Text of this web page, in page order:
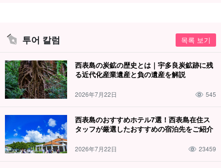
어요♪!투어 칼럼 목록 보기
西表島の炭鉱の歴史とは｜宇多良炭鉱跡に残
る近代化産業遺産と負の遺産を解説
2026年7月22日 545
西表島のおすすめホテル7選！西表島在住ス
タッフが厳選したおすすめの宿泊先をご紹介
2026年7月22日 23459